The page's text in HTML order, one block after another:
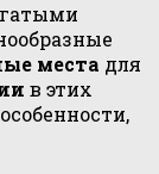
места для
в этих